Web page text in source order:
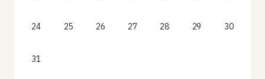
24 25 26 27 28 29 30
31